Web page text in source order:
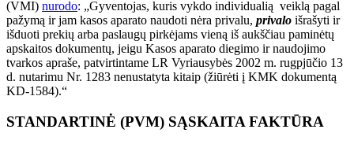
(VMI) nurodo: „Gyventojas, kuris vykdo individualią veiklą pagal
pažymą ir jam kasos aparato naudoti nėra privalu, privalo išrašyti ir
išduoti prekių arba paslaugų pirkėjams vieną iš aukščiau paminėtų
apskaitos dokumentų, jeigu Kasos aparato diegimo ir naudojimo
tvarkos apraše, patvirtintame LR Vyriausybės 2002 m. rugpjūčio 13
d. nutarimu Nr. 1283 nenustatyta kitaip (žiūrėti į KMK dokumentą
KD-1584).“
STANDARTINĖ (PVM) SĄSKAITA FAKTŪRA